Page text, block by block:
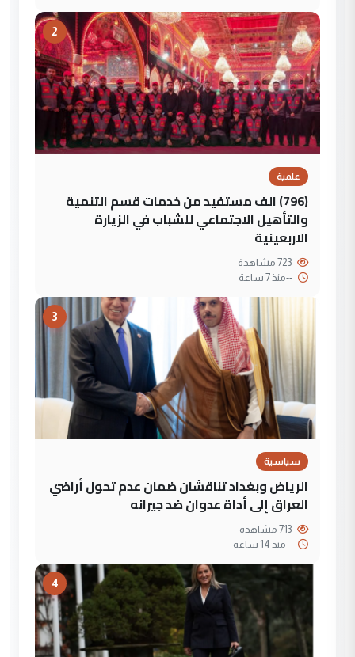
2
علمية
(796) الف مستفيد من خدمات قسم التنمية
والتأهيل الاجتماعي للشباب في الزيارة
الاربعينية
--منذ 7 ساعة
3
سياسية
الرياض وبغداد تناقشان ضمان عدم تحول أراضي
العراق إلى أداة عدوان ضد جيرانه
--منذ 14 ساعة
4